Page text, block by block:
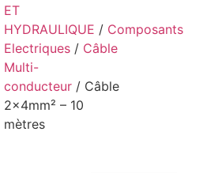
ET
HYDRAULIQUE / Composants
Electriques / Câble
Multi-
conducteur / Câble
2x4mm² – 10
mètres